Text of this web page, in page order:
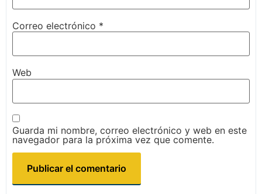
Correo electrónico *
Web
Guarda mi nombre, correo electrónico y web en este
navegador para la próxima vez que comente.